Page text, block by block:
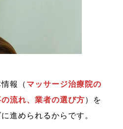
報（ マッサージ治療院の
流れ、業者の選び方）を
進められるからです。